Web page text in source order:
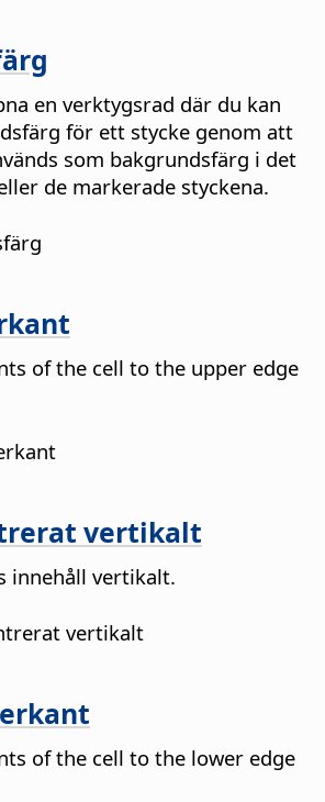
en verktygsrad där du kan
för ett stycke genom att
som bakgrundsfärg i det
de markerade styckena.
of the cell to the upper edge
vertikalt
innehåll vertikalt.
vertikalt
of the cell to the lower edge